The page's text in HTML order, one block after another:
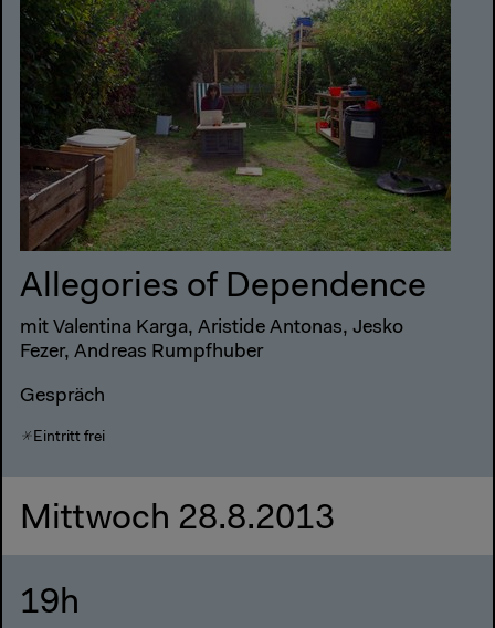
Allegories of Dependence
mit Valentina Karga, Aristide Antonas, Jesko
Fezer, Andreas Rumpfhuber
Gespräch
Eintritt frei
Mittwoch 28.8.2013
19h